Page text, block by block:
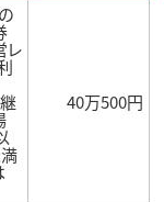
レ
40万500円